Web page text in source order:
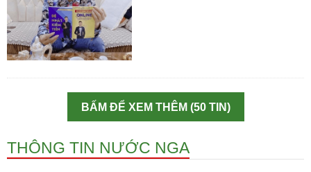
BẤM ĐỂ XEM THÊM (50 TIN)
THÔNG TIN NƯỚC NGA